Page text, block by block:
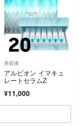
美容液
アルビオン イマキュ
レートセラムZ
¥11,000